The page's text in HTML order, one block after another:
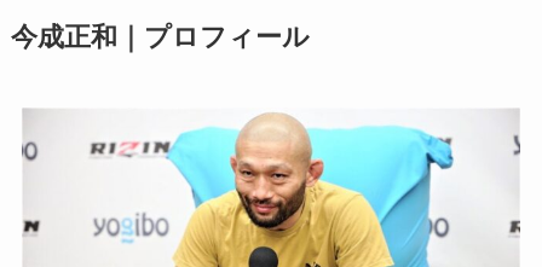
今成正和｜プロフィール